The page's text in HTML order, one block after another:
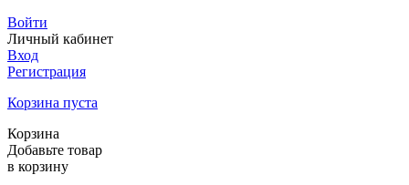
Войти
Личный кабинет
Вход
Регистрация
Корзина пуста
Корзина
Добавьте товар
в корзину